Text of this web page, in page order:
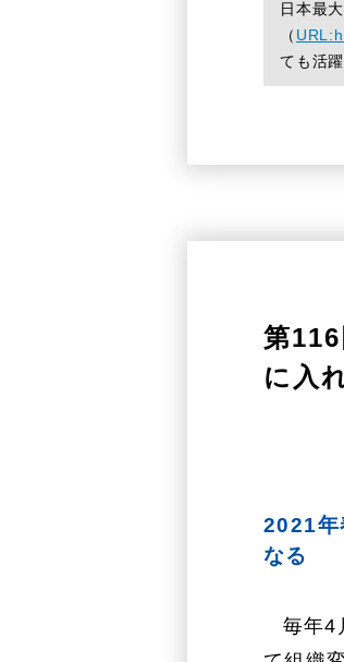
日本最
（
ても活
第
に入
2021
なる
毎年4